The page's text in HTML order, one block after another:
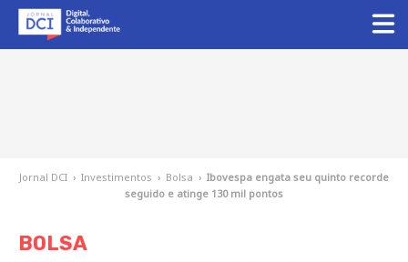
Jornal DCI › Investimentos › Bolsa › Ibovespa engata seu quinto recorde
seguido e atinge 130 mil pontos
BOLSA